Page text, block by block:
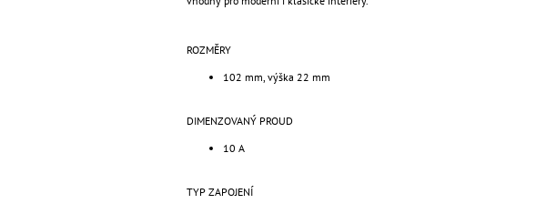
ROZMĚRY
102 mm, výška 22 mm
DIMENZOVANÝ PROUD
10 A
TYP ZAPOJENÍ